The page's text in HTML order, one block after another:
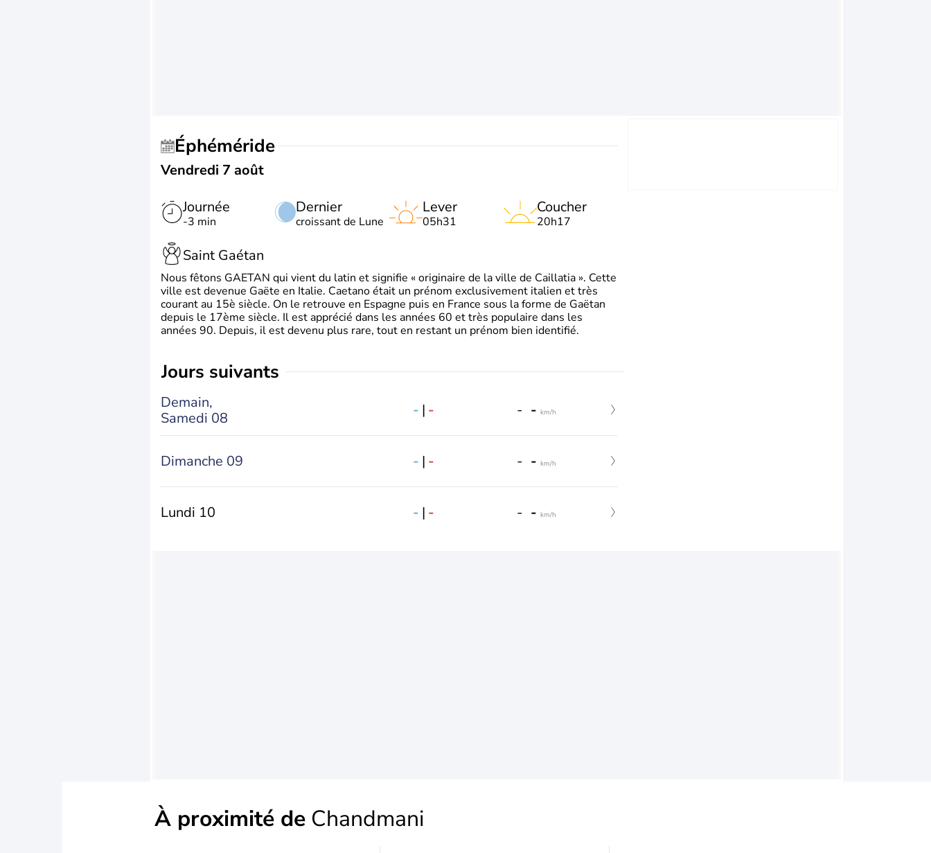
Éphéméride
Vendredi 7 août
Journée
-3 min
Dernier
croissant de Lune
Lever
05h31
Coucher
20h17
Saint Gaétan
Nous fêtons GAETAN qui vient du latin et signifie « originaire de la ville de Caillatia ». Cette
ville est devenue Gaëte en Italie. Caetano était un prénom exclusivement italien et très
courant au 15è siècle. On le retrouve en Espagne puis en France sous la forme de Gaëtan
depuis le 17ème siècle. Il est apprécié dans les années 60 et très populaire dans les
années 90. Depuis, il est devenu plus rare, tout en restant un prénom bien identifié.
jours suivants
Demain,
Samedi 08
- | - - - km/h
Dimanche 09 - | - - - km/h
Lundi 10 - | - - - km/h
À proximité de Chandmani